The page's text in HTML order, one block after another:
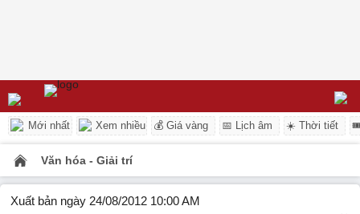
Mới nhất Xem nhiều 💰 Giá vàng 📅 Lịch âm ☀️ Thời tiết
Văn hóa - Giải trí
Xuất bản ngày 24/08/2012 10:00 AM